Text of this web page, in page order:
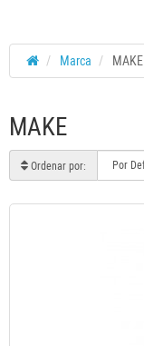
Marca MAKE
MAKE
Ordenar por: